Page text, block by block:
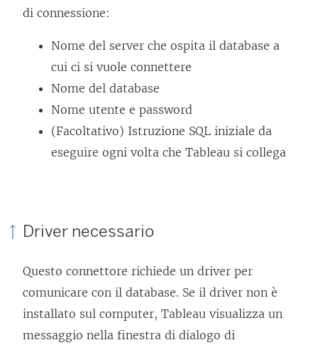
di connessione:
Nome del server che ospita il database a
cui ci si vuole connettere
Nome del database
Nome utente e password
(Facoltativo) Istruzione SQL iniziale da
eseguire ogni volta che Tableau si collega
Driver necessario
Questo connettore richiede un driver per
comunicare con il database. Se il driver non è
installato sul computer, Tableau visualizza un
messaggio nella finestra di dialogo di